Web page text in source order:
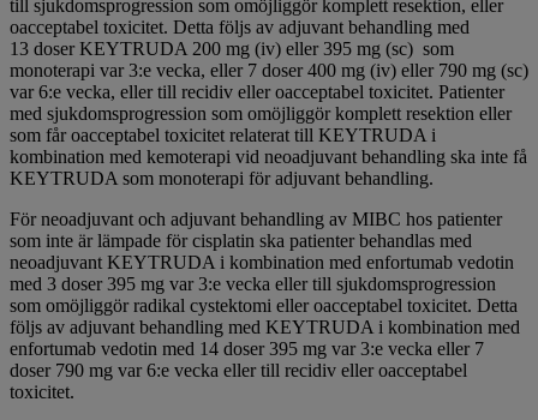
till sjukdomsprogression som omöjliggör komplett resektion, eller
oacceptabel toxicitet. Detta följs av adjuvant behandling med
13 doser KEYTRUDA 200 mg (iv) eller 395 mg (sc) som
monoterapi var 3:e vecka, eller 7 doser 400 mg (iv) eller 790 mg (sc)
var 6:e vecka, eller till recidiv eller oacceptabel toxicitet. Patienter
med sjukdomsprogression som omöjliggör komplett resektion eller
som får oacceptabel toxicitet relaterat till KEYTRUDA i
kombination med kemoterapi vid neoadjuvant behandling ska inte få
KEYTRUDA som monoterapi för adjuvant behandling.
För neoadjuvant och adjuvant behandling av MIBC hos patienter
som inte är lämpade för cisplatin ska patienter behandlas med
neoadjuvant KEYTRUDA i kombination med enfortumab vedotin
med 3 doser 395 mg var 3:e vecka eller till sjukdomsprogression
som omöjliggör radikal cystektomi eller oacceptabel toxicitet. Detta
följs av adjuvant behandling med KEYTRUDA i kombination med
enfortumab vedotin med 14 doser 395 mg var 3:e vecka eller 7
doser 790 mg var 6:e vecka eller till recidiv eller oacceptabel
toxicitet.